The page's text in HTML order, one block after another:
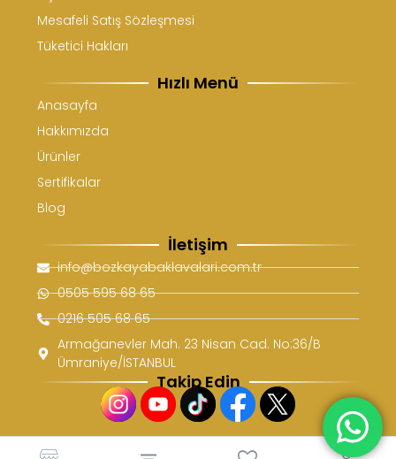
Mesafeli Satış Sözleşmesi
Tüketici Hakları
Hızlı Menü
Anasayfa
Hakkımızda
Ürünler
Sertifikalar
Blog
İletişim
info@bozkayabaklavalari.com.tr
0505 595 68 65
0216 505 68 65
Armağanevler Mah. 23 Nisan Cad. No:36/B
Ümraniye/İSTANBUL
Takip Edin